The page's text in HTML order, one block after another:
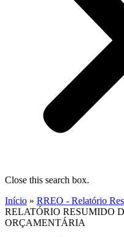
Close this search box.
Início » RREO - Relatório
RELATÓRIO RESUMIDO
ORÇAMENTÁRIA